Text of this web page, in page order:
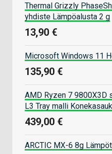
Thermal Grizzly
yhdiste Lämpöalusta 2 g
13,90 €
Microsoft Windows 11
135,90 €
AMD Ryzen 7 9800X3D
L3 Tray malli
439,00 €
ARCTIC MX-6 8g